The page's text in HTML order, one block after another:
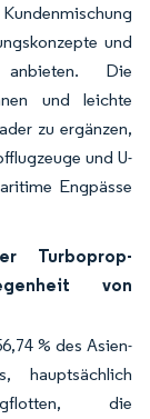
und
anbieten. Die
und leichte
zu ergänzen,
und U-
Engpässe
Turboprop-
von
% des Asien-
hauptsächlich
die